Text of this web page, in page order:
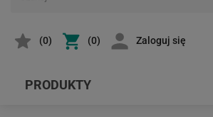
(0) (0) Zaloguj się
PRODUKTY